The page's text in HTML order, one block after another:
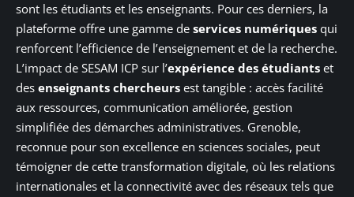
sont les étudiants et les enseignants. Pour ces derniers, la
plateforme offre une gamme de services numériques qui
renforcent l’efficience de l’enseignement et de la recherche.
L’impact de SESAM ICP sur l’expérience des étudiants et
des enseignants chercheurs est tangible : accès facilité
aux ressources, communication améliorée, gestion
simplifiée des démarches administratives. Grenoble,
reconnue pour son excellence en sciences sociales, peut
témoigner de cette transformation digitale, où les relations
internationales et la connectivité avec des réseaux tels que